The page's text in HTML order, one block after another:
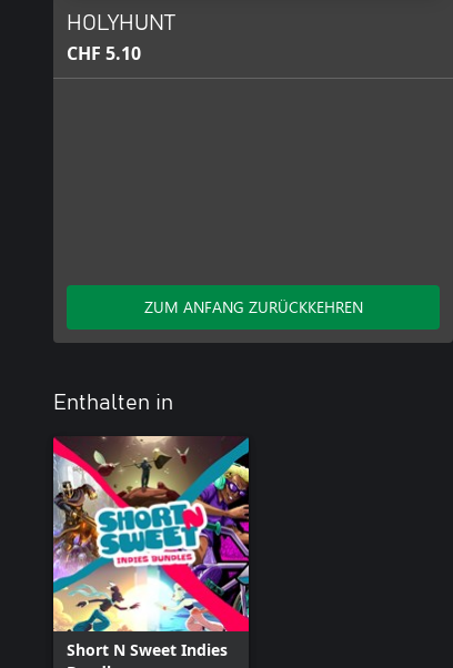
HOLYHUNT
CHF 5.10
ZUM ANFANG ZURÜCKKEHREN
Enthalten in
Short N Sweet Indies